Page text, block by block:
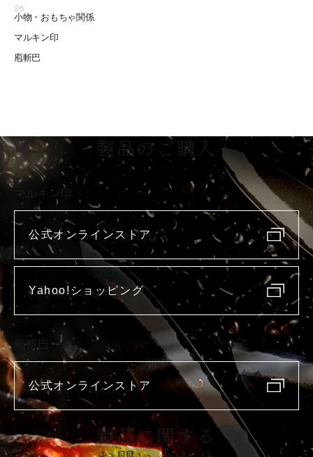
26
小物・おもちゃ関係
マルキン印
庖斬巴
製品のご購入
マルキン印
公式オンラインストア
Yahoo!ショッピング
庖斬巴
公式オンラインストア
製品に関する